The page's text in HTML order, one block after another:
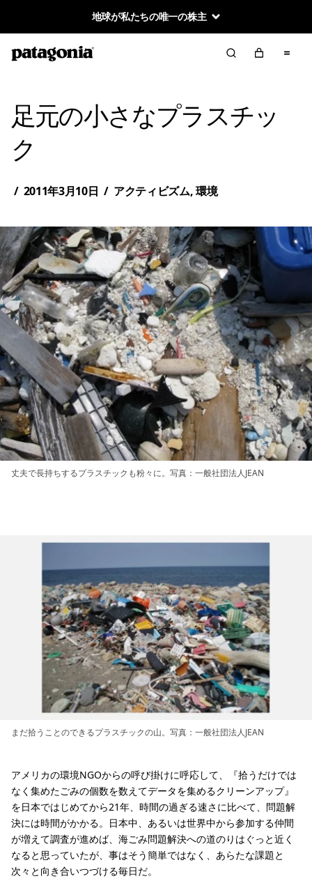
地球が私たちの唯一の株主
足元の小さなプラスチッ
ク
/ 2011年3月10日 / アクティビズム,環境
丈夫で長持ちするプラスチックも粉々に。写真：一般社団法人JEAN
まだ拾うことのできるプラスチックの山。写真：一般社団法人JEAN
アメリカの環境NGOからの呼び掛けに呼応して、『拾うだけでは
なく集めたごみの個数を数えてデータを集めるクリーンアップ』
を日本ではじめてから21年、時間の過ぎる速さに比べて、問題解
決には時間がかかる。日本中、あるいは世界中から参加する仲間
が増えて調査が進めば、海ごみ問題解決への道のりはぐっと近く
なると思っていたが、事はそう簡単ではなく、あらたな課題と
次々と向き合いつづける毎日だ。